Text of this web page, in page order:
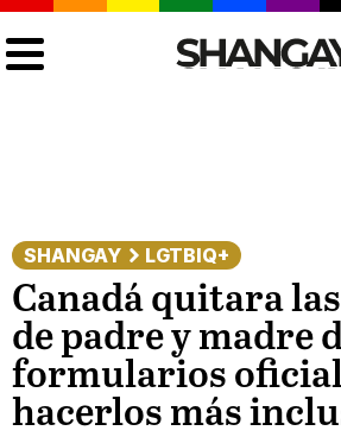
SHANGAY LGTBIQ+
Canadá quitara
de padre y madre
formularios
hacerlos más